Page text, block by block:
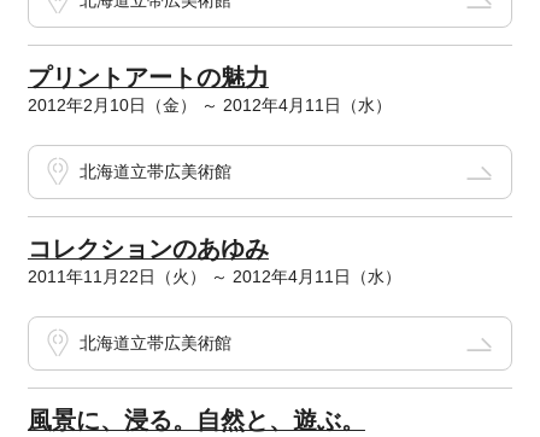
プリントアートの魅力
2012年2月10日（金） ～ 2012年4月11日（水）
北海道立帯広美術館
コレクションのあゆみ
2011年11月22日（火） ～ 2012年4月11日（水）
北海道立帯広美術館
風景に、浸る。自然と、遊ぶ。